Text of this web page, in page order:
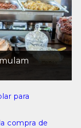
para
compra de